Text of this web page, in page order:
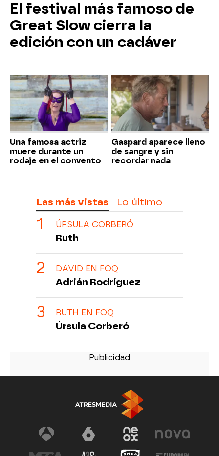
El festival más famoso de
Great Slow cierra la
edición con un cadáver
Una famosa actriz
muere durante un
rodaje en el convento
Gaspard aparece lleno
de sangre y sin
recordar nada
Las más vistas Lo último
ÚRSULA CORBERÓ
Ruth
DAVID EN FOQ
Adrián Rodríguez
RUTH EN FOQ
Úrsula Corberó